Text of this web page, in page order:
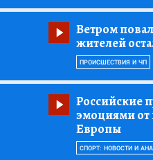
Ветром
жителей
ПРОИСШЕСТВИЯ И ЧП
Российские
эмоциями от
Европы
СПОРТ: НОВОСТИ И